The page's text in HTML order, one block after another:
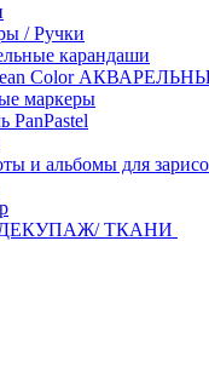
/ Ручки
карандаши
Color
маркеры
PanPastel
и альбомы для
ТКАНИ